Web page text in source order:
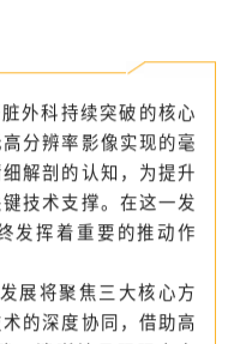
外科持续突破的核心
分辨率影像实现的毫
解剖的认知，为提升
技术支撑。在这一发
发挥着重要的推动作